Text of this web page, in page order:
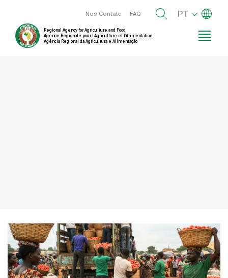
o
conteúdo
Regional Agency for Agriculture and Food
Agence Régionale pour l’Agriculture et l’Alimentation
Agência Regional da Agricultura e Alimentação
Menu right
Nos Contate FAQ PT
Lista